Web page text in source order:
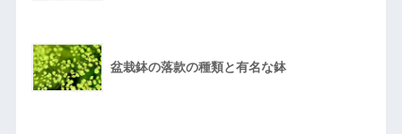
盆栽鉢の落款の種類と有名な鉢